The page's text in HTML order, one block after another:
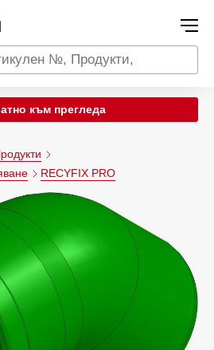
към прегледа
RECYFIX PRO